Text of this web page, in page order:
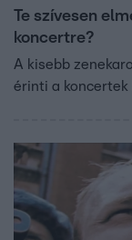
Te szívesen
koncertre?
A kisebb
érinti a koncertek